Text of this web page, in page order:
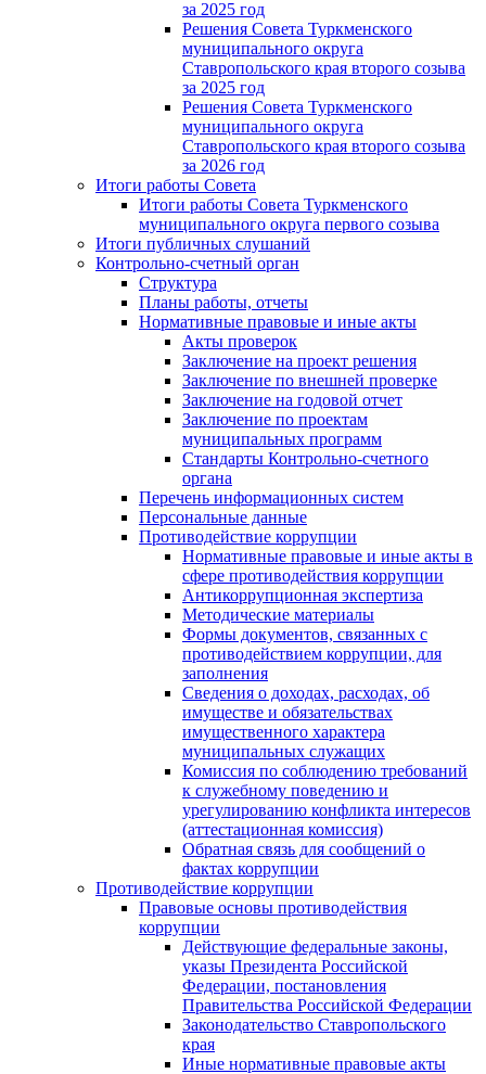
за 2025 год
Решения Совета Туркменского
муниципального округа
Ставропольского края второго созыва
за 2025 год
Решения Совета Туркменского
муниципального округа
Ставропольского края второго созыва
за 2026 год
Итоги работы Совета
Итоги работы Совета Туркменского
муниципального округа первого созыва
Итоги публичных слушаний
Контрольно-счетный орган
Структура
Планы работы, отчеты
Нормативные правовые и иные акты
Акты проверок
Заключение на проект решения
Заключение по внешней проверке
Заключение на годовой отчет
Заключение по проектам
муниципальных программ
Стандарты Контрольно-счетного
органа
Перечень информационных систем
Персональные данные
Противодействие коррупции
Нормативные правовые и иные акты в
сфере противодействия коррупции
Антикоррупционная экспертиза
Методические материалы
Формы документов, связанных с
противодействием коррупции, для
заполнения
Сведения о доходах, расходах, об
имуществе и обязательствах
имущественного характера
муниципальных служащих
Комиссия по соблюдению требований
к служебному поведению и
урегулированию конфликта интересов
(аттестационная комиссия)
Обратная связь для сообщений о
фактах коррупции
Противодействие коррупции
Правовые основы противодействия
коррупции
Действующие федеральные законы,
указы Президента Российской
Федерации, постановления
Правительства Российской Федерации
Законодательство Ставропольского
края
Иные нормативные правовые акты